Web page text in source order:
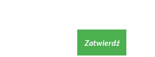
Zatwierdź